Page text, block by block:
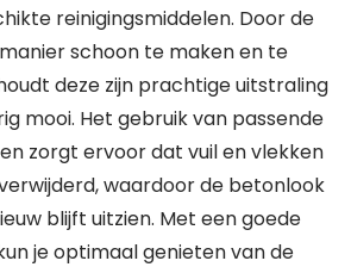
reinigingsmiddelen. Door de
schoon te maken en te
deze zijn prachtige uitstraling
mooi. Het gebruik van passende
zorgt ervoor dat vuil en vlekken
waardoor de betonlook
blijft uitzien. Met een goede
je optimaal genieten van de